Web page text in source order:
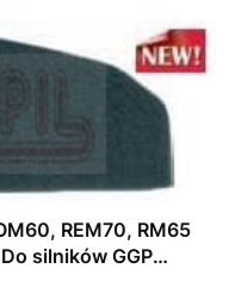
REM70, RM65
silników GGP